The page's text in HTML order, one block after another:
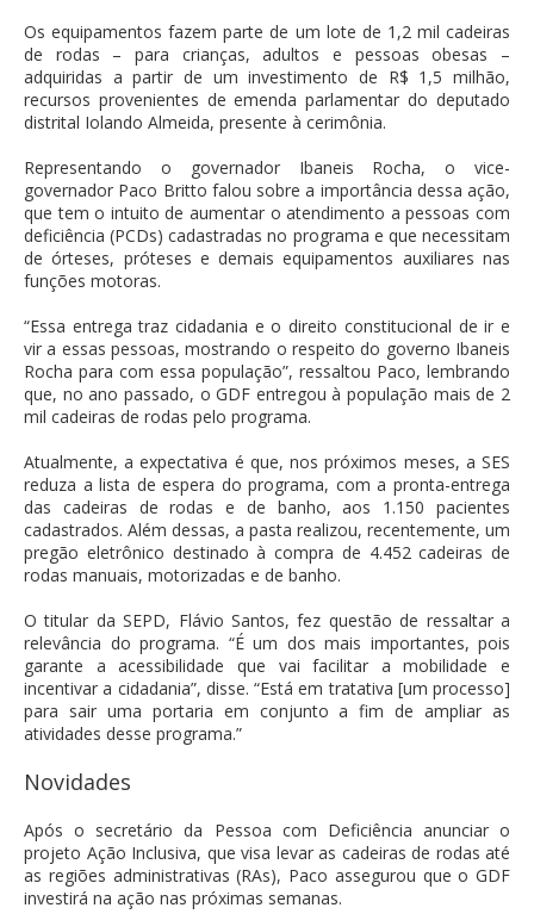
Os equipamentos fazem parte de um lote de 1,2 mil cadeiras
de rodas – para crianças, adultos e pessoas obesas –
adquiridas a partir de um investimento de R$ 1,5 milhão,
recursos provenientes de emenda parlamentar do deputado
distrital Iolando Almeida, presente à cerimônia.
Representando o governador Ibaneis Rocha, o vice-
governador Paco Britto falou sobre a importância dessa ação,
que tem o intuito de aumentar o atendimento a pessoas com
deficiência (PCDs) cadastradas no programa e que necessitam
de órteses, próteses e demais equipamentos auxiliares nas
funções motoras.
“Essa entrega traz cidadania e o direito constitucional de ir e
vir a essas pessoas, mostrando o respeito do governo Ibaneis
Rocha para com essa população”, ressaltou Paco, lembrando
que, no ano passado, o GDF entregou à população mais de 2
mil cadeiras de rodas pelo programa.
Atualmente, a expectativa é que, nos próximos meses, a SES
reduza a lista de espera do programa, com a pronta-entrega
das cadeiras de rodas e de banho, aos 1.150 pacientes
cadastrados. Além dessas, a pasta realizou, recentemente, um
pregão eletrônico destinado à compra de 4.452 cadeiras de
rodas manuais, motorizadas e de banho.
O titular da SEPD, Flávio Santos, fez questão de ressaltar a
relevância do programa. “É um dos mais importantes, pois
garante a acessibilidade que vai facilitar a mobilidade e
incentivar a cidadania”, disse. “Está em tratativa [um processo]
para sair uma portaria em conjunto a fim de ampliar as
atividades desse programa.”
Novidades
Após o secretário da Pessoa com Deficiência anunciar o
projeto Ação Inclusiva, que visa levar as cadeiras de rodas até
as regiões administrativas (RAs), Paco assegurou que o GDF
investirá na ação nas próximas semanas.